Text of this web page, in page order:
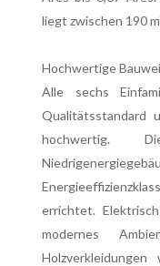
liegt zwischen 190
Hochwertige
Alle sechs
Qualitätsstandard
hochwertig.
errichtet.
modernes